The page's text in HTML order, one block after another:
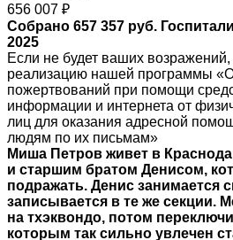
656 007 ₽
Собрано 657 357 руб.
2025
Если не будет ваших
реализацию нашей программы
пожертвований при помощи
информации и интернета от
лиц для оказания адресной
людям по их письмам»
Миша Петров живет в
и старшим братом Денисом,
подражать. Денис занимается
записывается в те же секции.
на тхэквондо, потом
которым так сильно увлечен